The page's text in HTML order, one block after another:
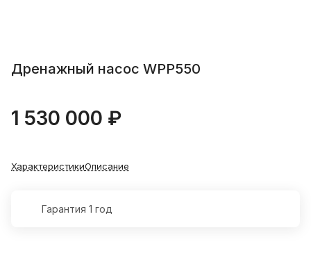
Дренажный насос WPP550
1 530 000 ₽
ХарактеристикиОписание
Гарантия 1 год